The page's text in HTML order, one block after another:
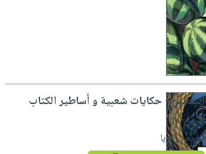
الثعابين ؛ حكايات شعبية و أساطير الكتاب
الأول
لـ أحمد زكريا